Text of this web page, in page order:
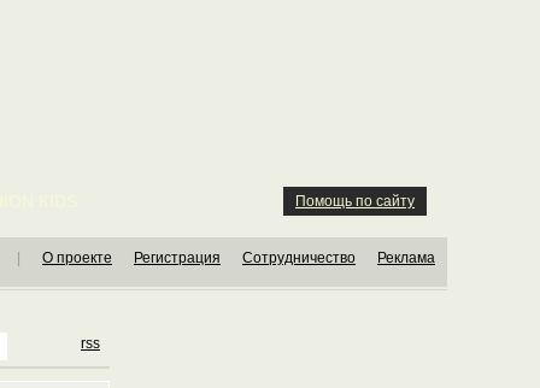
Помощь по сайту
О проекте Регистрация Сотрудничество Реклама
rss